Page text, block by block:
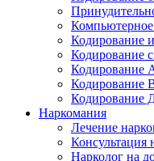
Кодирование
Кодирование
Кодирование
Кодирование
Кодирование
Наркомания
Лечение
Консультация
Нарколог на